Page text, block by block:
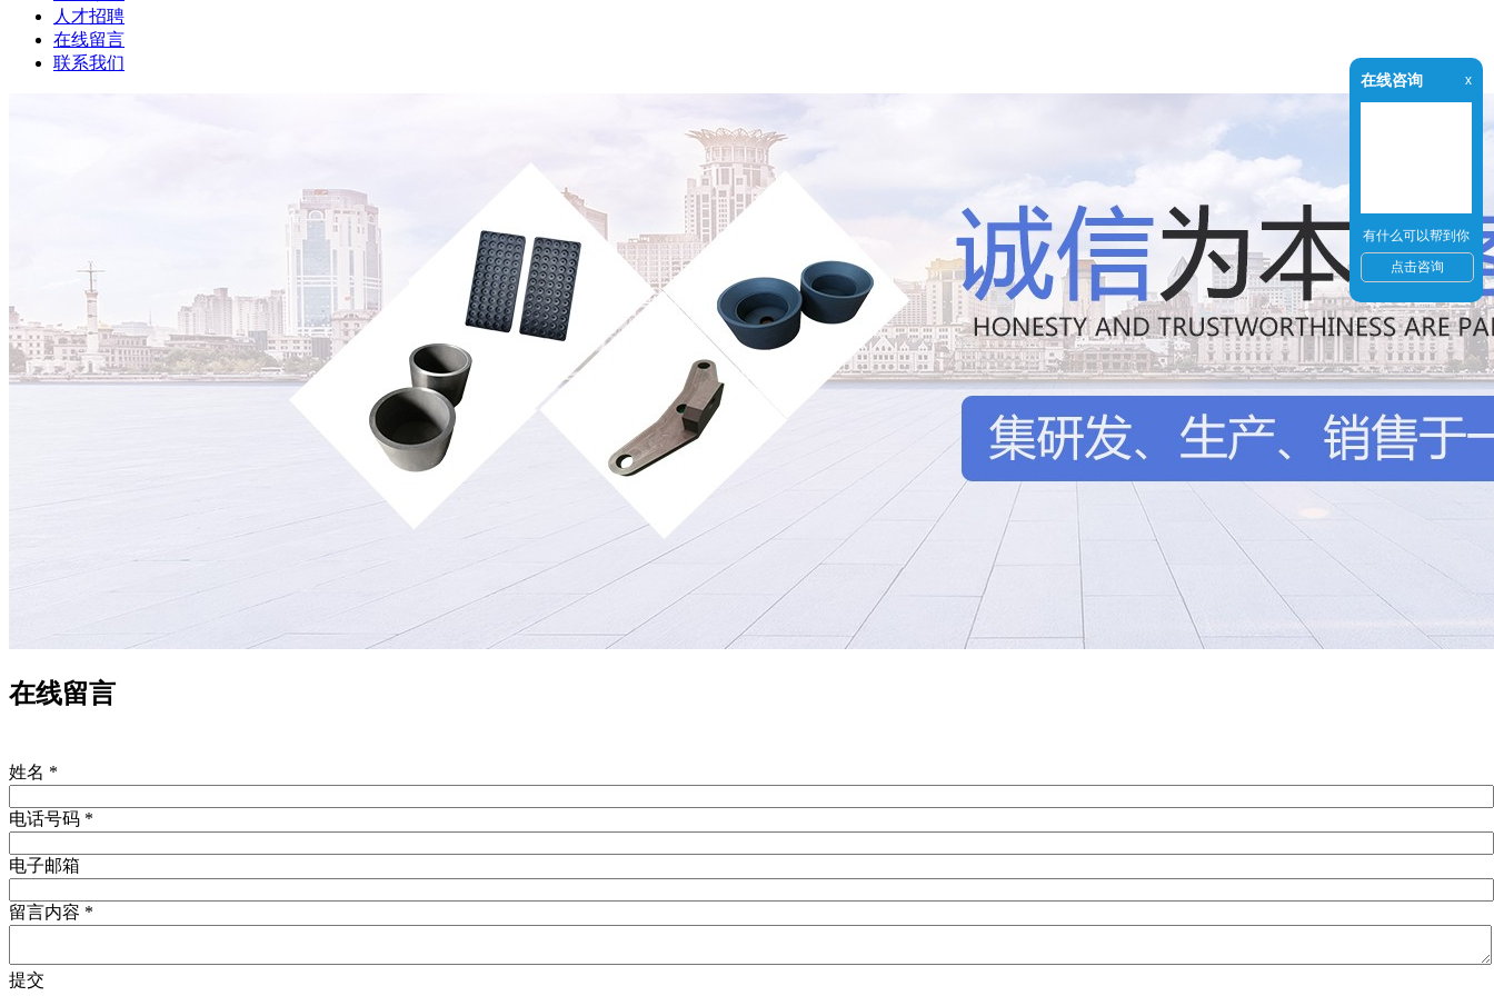
人才招聘
在线留言
联系我们
在线留言
姓名 *
电话号码 *
电子邮箱
留言内容 *
提交
在线咨询 x
有什么可以帮到你
点击咨询